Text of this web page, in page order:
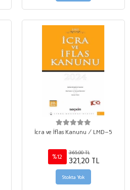
İcra ve İflas Kanunu / LMD–5
%12
365,00 TL
321,20 TL
Stokta Yok